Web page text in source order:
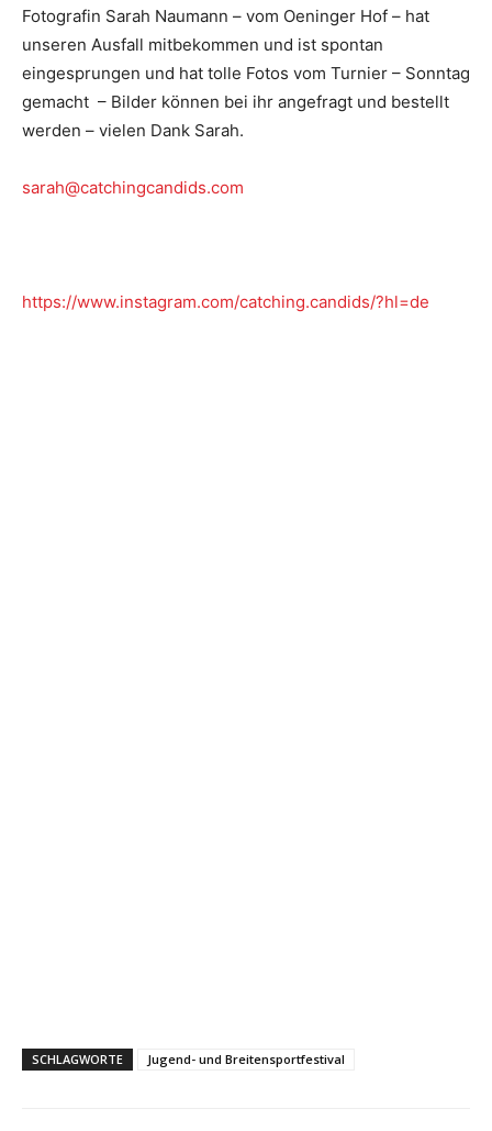
Fotografin Sarah Naumann – vom Oeninger Hof – hat
unseren Ausfall mitbekommen und ist spontan
eingesprungen und hat tolle Fotos vom Turnier – Sonntag
gemacht – Bilder können bei ihr angefragt und bestellt
werden – vielen Dank Sarah.
sarah@catchingcandids.com
https://www.instagram.com/catching.candids/?hl=de
SCHLAGWORTE Jugend- und Breitensportfestival